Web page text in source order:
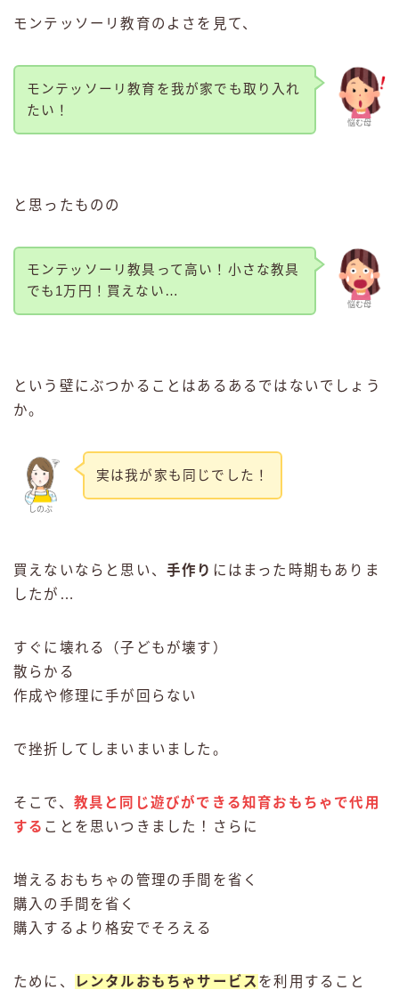
モンテッソーリ教育のよさを見て、
悩む母
モンテッソーリ教育を我が家でも取り入れ
たい！
と思ったものの
悩む母
モンテッソーリ教具って高い！小さな教具
でも1万円！買えない…
という壁にぶつかることはあるあるではないでしょう
か。
しのぶ
実は我が家も同じでした！
買えないならと思い、 手作り にはまった時期もありま
したが…
すぐに壊れる（子どもが壊す）
散らかる
作成や修理に手が回らない
で挫折してしまいまいました。
そこで、 教具と同じ遊びができる知育おもちゃで代用
する ことを思いつきました！さらに
増えるおもちゃの管理の手間を省く
購入の手間を省く
購入するより格安でそろえる
ために、 レンタルおもちゃサービス を利用すること